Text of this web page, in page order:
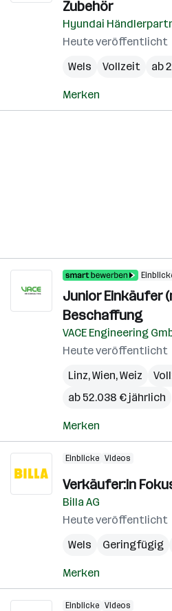
Zubehör
Hyundai
Heute veröffentlicht
Wels
Vollzeit ab
Merken
Junior Einkäufer
Beschaffung
VACE Engineering
Heute veröffentlicht
Linz,Wien,Weiz
ab 52.038 € jährlich
Merken
Einblicke Videos
Verkäufer:in
Billa AG
Heute veröffentlicht
Wels
Geringfügig
Merken
Einblicke Videos